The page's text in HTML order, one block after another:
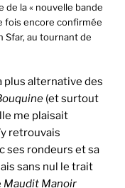
de la « nouvelle bande
fois encore confirmée
Sfar, au tournant de
plus alternative des
(et surtout
me plaisait
retrouvais
ses rondeurs et sa
sans nul le trait
Maudit Manoir